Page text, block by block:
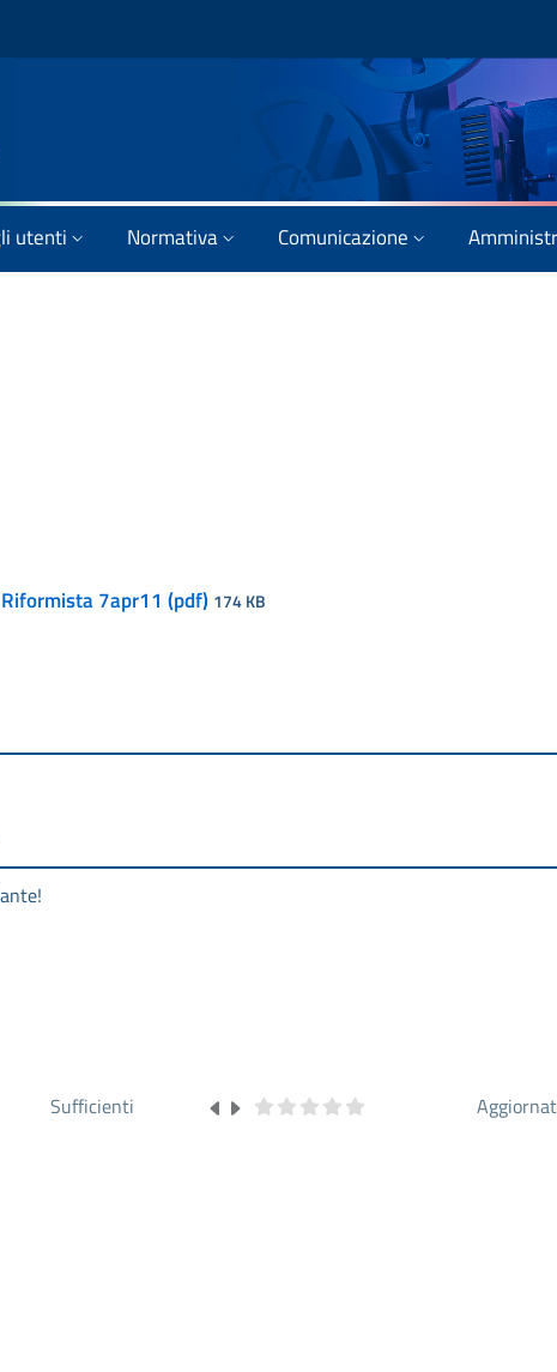
utenti Normativa Comunicazione
7apr11 (pdf) 174 KB
Sufficienti